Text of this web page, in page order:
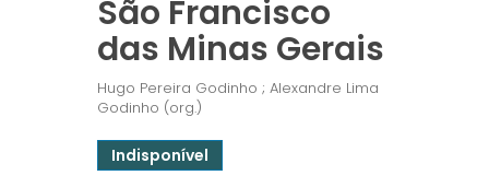
São Francisco
das Minas Gerais
Hugo Pereira Godinho ; Alexandre Lima
Godinho (org.)
Indisponível